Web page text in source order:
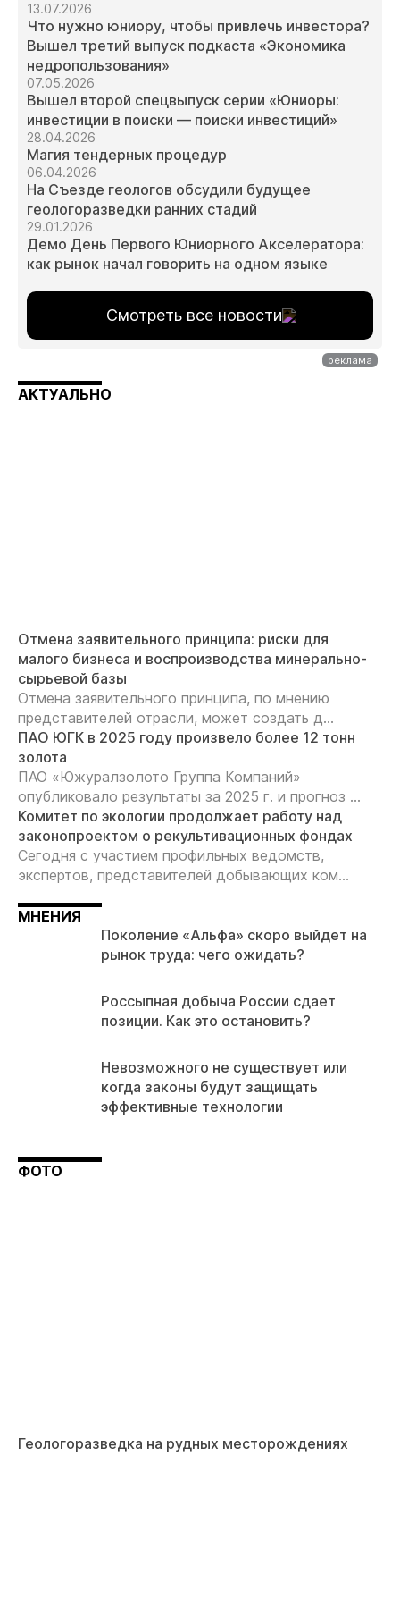
13.07.2026
Что нужно юниору, чтобы привлечь инвестора?
Вышел третий выпуск подкаста «Экономика
недропользования»
07.05.2026
Вышел второй спецвыпуск серии «Юниоры:
инвестиции в поиски — поиски инвестиций»
28.04.2026
Магия тендерных процедур
06.04.2026
На Съезде геологов обсудили будущее
геологоразведки ранних стадий
29.01.2026
Демо День Первого Юниорного Акселератора:
как рынок начал говорить на одном языке
Смотреть все новости
АКТУАЛЬНО
Отмена заявительного принципа: риски для
малого бизнеса и воспроизводства минерально-
сырьевой базы
Отмена заявительного принципа, по мнению
представителей отрасли, может создать д...
ПАО ЮГК в 2025 году произвело более 12 тонн
золота
ПАО «Южуралзолото Группа Компаний»
опубликовало результаты за 2025 г. и прогноз ...
Комитет по экологии продолжает работу над
законопроектом о рекультивационных фондах
Сегодня с участием профильных ведомств,
экспертов, представителей добывающих ком...
МНЕНИЯ
Поколение «Альфа» скоро выйдет на
рынок труда: чего ожидать?
Россыпная добыча России сдает
позиции. Как это остановить?
Невозможного не существует или
когда законы будут защищать
эффективные технологии
ФОТО
Геологоразведка на рудных месторождениях